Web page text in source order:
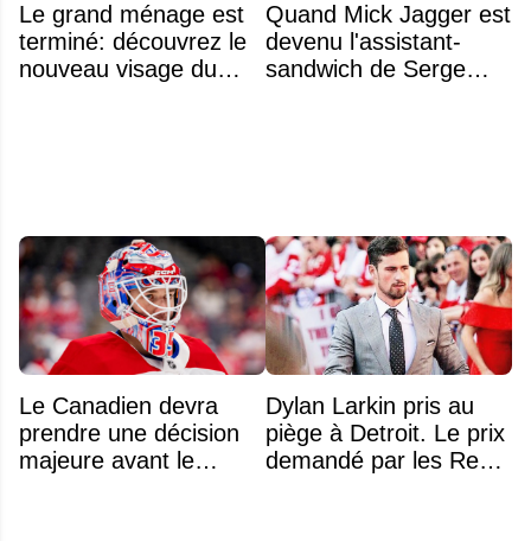
Le grand ménage est
terminé: découvrez le
nouveau visage du
Quand Mick Jagger est
devenu l'assistant-
sandwich de Serge
Le Canadien devra
prendre une décision
majeure avant le
Dylan Larkin pris au
piège à Detroit. Le prix
demandé par les Red